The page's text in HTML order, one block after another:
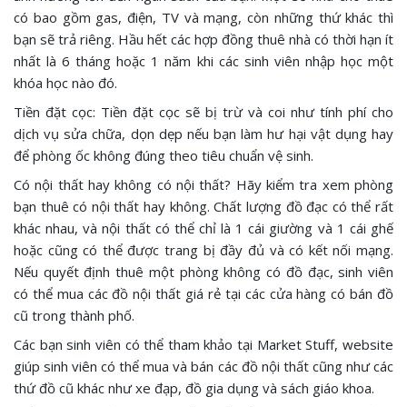
có bao gồm gas, điện, TV và mạng, còn những thứ khác thì
bạn sẽ trả riêng. Hầu hết các hợp đồng thuê nhà có thời hạn ít
nhất là 6 tháng hoặc 1 năm khi các sinh viên nhập học một
khóa học nào đó.
Tiền đặt cọc: Tiền đặt cọc sẽ bị trừ và coi như tính phí cho
dịch vụ sửa chữa, dọn dẹp nếu bạn làm hư hại vật dụng hay
để phòng ốc không đúng theo tiêu chuẩn vệ sinh.
Có nội thất hay không có nội thất? Hãy kiểm tra xem phòng
bạn thuê có nội thất hay không. Chất lượng đồ đạc có thể rất
khác nhau, và nội thất có thể chỉ là 1 cái giường và 1 cái ghế
hoặc cũng có thể được trang bị đầy đủ và có kết nối mạng.
Nếu quyết định thuê một phòng không có đồ đạc, sinh viên
có thể mua các đồ nội thất giá rẻ tại các cửa hàng có bán đồ
cũ trong thành phố.
Các bạn sinh viên có thể tham khảo tại Market Stuff, website
giúp sinh viên có thể mua và bán các đồ nội thất cũng như các
thứ đồ cũ khác như xe đạp, đồ gia dụng và sách giáo khoa.